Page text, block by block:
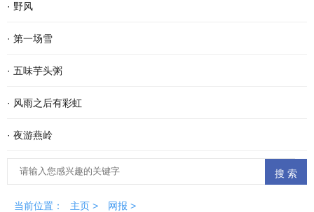
· 野风
· 第一场雪
· 五味芋头粥
· 风雨之后有彩虹
· 夜游燕岭
当前位置： 主页 > 网报 >